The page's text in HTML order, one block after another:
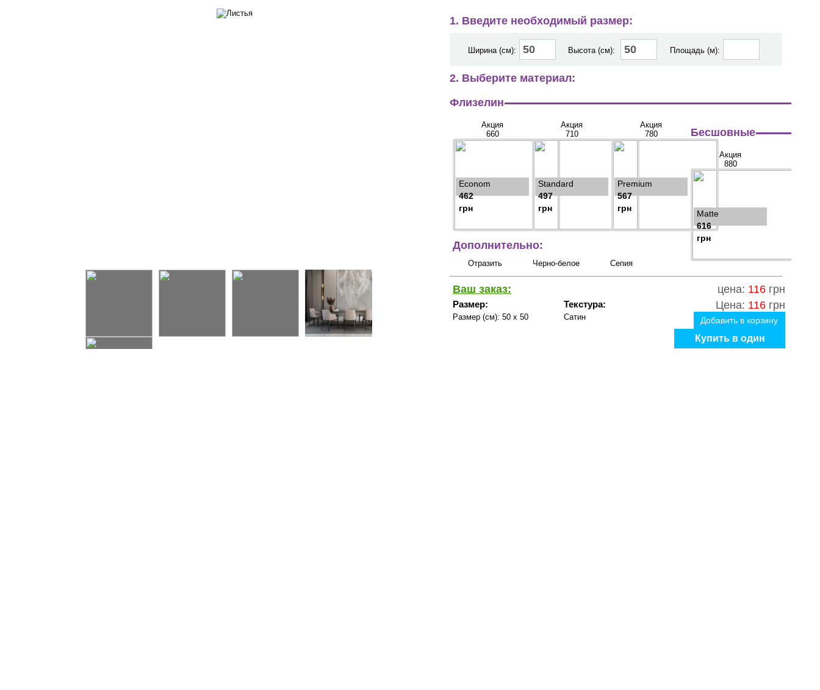
1. Введите необходимый размер:
Ширина (см): Высота (см): Площадь (м):
2. Выберите материал:
Флизелин
Акция
660
Econom
462
грн
Акция
710
Standard
497
грн
Акция
780
Premium
567
грн
Бесшовные
Акция
880
Matte
616
грн
Дополнительно:
Отразить Черно-белое Сепия
Ваш заказ: цена: 116 грн
Размер:
Размер (см): 50 x 50
Текстура:
Сатин
Цена: 116 грн
Добавить в корзину
Купить в один